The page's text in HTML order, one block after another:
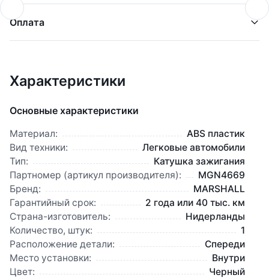
Оплата
Характеристики
Основные характеристики
Материал:
ABS пластик
Вид техники:
Легковые автомобили
Тип:
Катушка зажигания
Партномер (артикул производителя):
MGN4669
Бренд:
MARSHALL
Гарантийный срок:
2 года или 40 тыс. км
Страна-изготовитель:
Нидерланды
Количество, штук:
1
Расположение детали:
Спереди
Место установки:
Внутри
Цвет:
Черный